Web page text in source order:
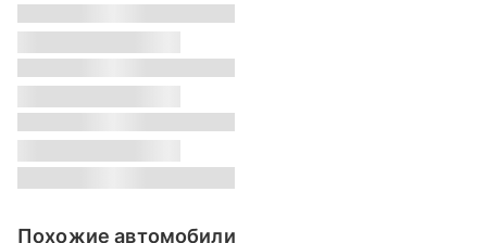
Похожие автомобили